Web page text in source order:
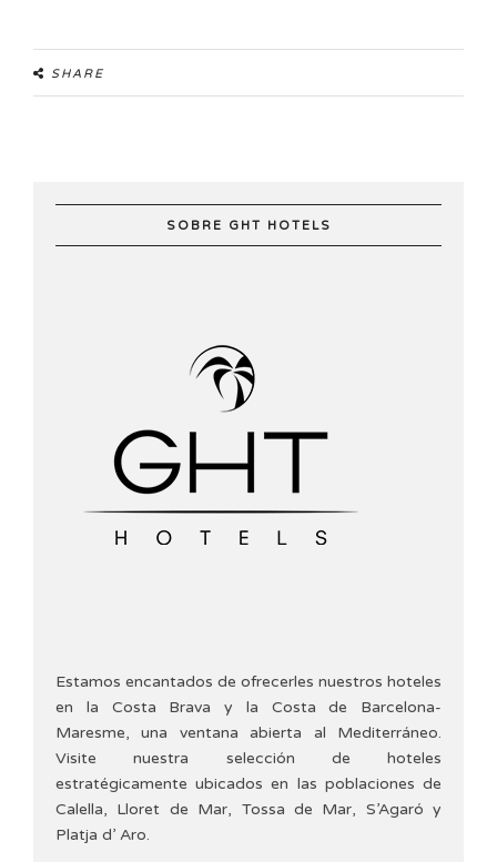
SHARE
SOBRE GHT HOTELS
Estamos encantados de ofrecerles nuestros hoteles
en la Costa Brava y la Costa de Barcelona-
Maresme, una ventana abierta al Mediterráneo.
Visite nuestra selección de hoteles
estratégicamente ubicados en las poblaciones de
Calella, Lloret de Mar, Tossa de Mar, S’Agaró y
Platja d’ Aro.